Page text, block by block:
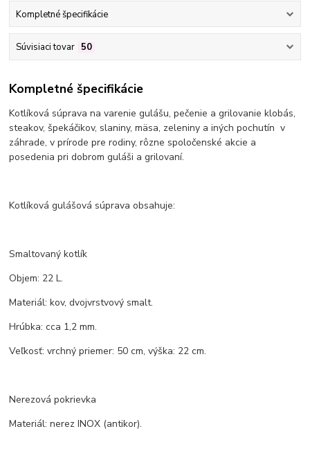
Kompletné špecifikácie
Súvisiaci tovar 50
Kompletné špecifikácie
Kotlíková súprava na varenie gulášu, pečenie a grilovanie klobás,
steakov, špekáčikov, slaniny, mäsa, zeleniny a iných pochutín v
záhrade, v prírode pre rodiny, rôzne spoločenské akcie a
posedenia pri dobrom guláši a grilovaní.
Kotlíková gulášová súprava obsahuje:
Smaltovaný kotlík
Objem: 22 L.
Materiál: kov, dvojvrstvový smalt.
Hrúbka: cca 1,2 mm.
Veľkosť: vrchný priemer: 50 cm, výška: 22 cm.
Nerezová pokrievka
Materiál: nerez INOX (antikor).